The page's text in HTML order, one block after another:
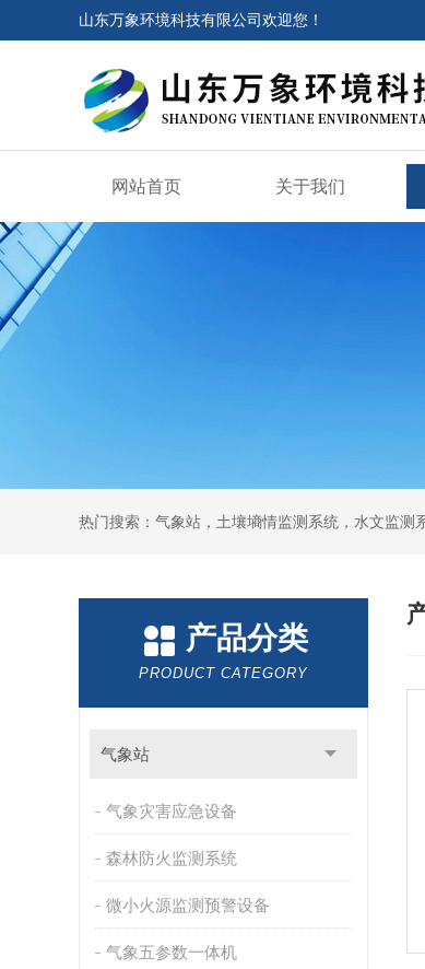
山东万象环境科技有限公司欢迎您！
网站首页 关于我们
热门搜索：气象站，土壤墒情监测系统，水文监
产品分类
PRODUCT CATEGORY
气象站
气象灾害应急设备
森林防火监测系统
微小火源监测预警设备
气象五参数一体机